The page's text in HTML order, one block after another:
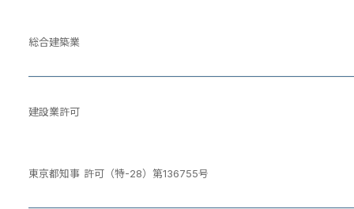
総合建築業
建設業許可
東京都知事 許可（特-28）第136755号